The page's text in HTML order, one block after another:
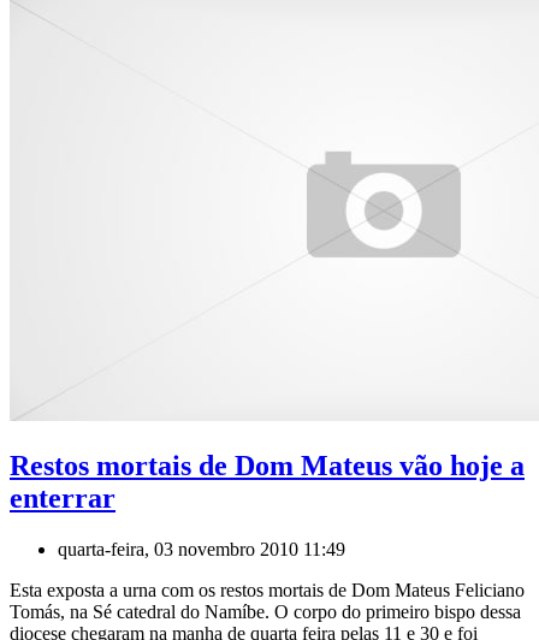
Restos mortais de Dom Mateus vão hoje a
enterrar
quarta-feira, 03 novembro 2010 11:49
Esta exposta a urna com os restos mortais de Dom Mateus Feliciano
Tomás, na Sé catedral do Namíbe. O corpo do primeiro bispo dessa
diocese chegaram na manha de quarta feira pelas 11 e 30 e foi